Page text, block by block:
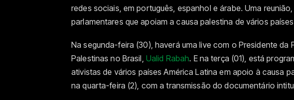
redes sociais, em português, espanhol e árabe. Uma
parlamentares que apoiam a causa palestina de vários
Na segunda-feira (30), haverá uma live com o Presidente da
Palestinas no Brasil, Ualid Rabah. E na terça (01), está
ativistas de vários países América Latina em apoio à causa
na quarta-feira (2), com a transmissão do documentário